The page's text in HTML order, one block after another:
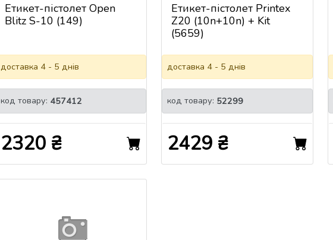
Етикет-пістолет Open
Blitz S-10 (149)
доставка 4 - 5 днів
код товару: 457412
2320 ₴
Етикет-пістолет Printex
Z20 (10n+10n) + Kit
(5659)
доставка 4 - 5 днів
код товару: 52299
2429 ₴